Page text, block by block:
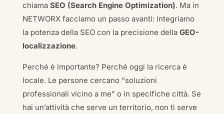
chiama SEO (Search Engine Optimization). Ma in
NETWORX facciamo un passo avanti: integriamo
la potenza della SEO con la precisione della GEO-
localizzazione.
Perché è importante? Perché oggi la ricerca è
locale. Le persone cercano “soluzioni
professionali vicino a me” o in specifiche città. Se
hai un’attività che serve un territorio, non ti serve